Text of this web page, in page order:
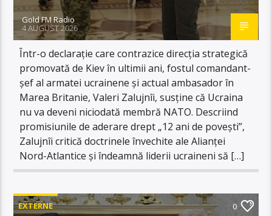
Gold FM Radio
4 AUGUST 2026
Într-o declarație care contrazice direcția strategică
promovată de Kiev în ultimii ani, fostul comandant-
șef al armatei ucrainene și actual ambasador în
Marea Britanie, Valeri Zalujnîi, susține că Ucraina
nu va deveni niciodată membră NATO. Descriind
promisiunile de aderare drept „12 ani de povești”,
Zalujnîi critică doctrinele învechite ale Alianței
Nord-Atlantice și îndeamnă liderii ucraineni să […]
EXTERNE 0